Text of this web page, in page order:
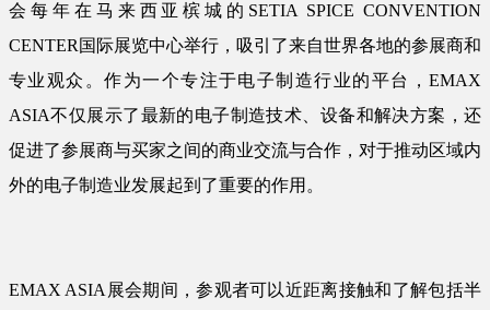
会每年在马来西亚槟城的SETIA SPICE CONVENTION
CENTER国际展览中心举行，吸引了来自世界各地的参展商和
专业观众。作为一个专注于电子制造行业的平台，EMAX
ASIA不仅展示了最新的电子制造技术、设备和解决方案，还
促进了参展商与买家之间的商业交流与合作，对于推动区域内
外的电子制造业发展起到了重要的作用。
EMAX ASIA展会期间，参观者可以近距离接触和了解包括半